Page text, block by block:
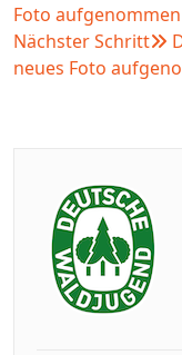
Foto aufgenommen
Nächster Schritt
neues Foto